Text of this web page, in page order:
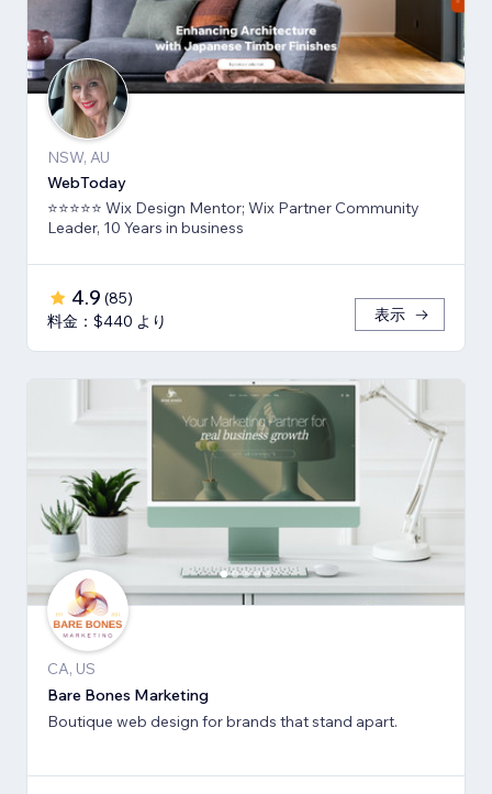
NSW, AU
WebToday
⭐⭐⭐⭐⭐ Wix Design Mentor; Wix Partner Community
Leader, 10 Years in business
4.9 (85)
料金：$440 より
表示
CA, US
Bare Bones Marketing
Boutique web design for brands that stand apart.